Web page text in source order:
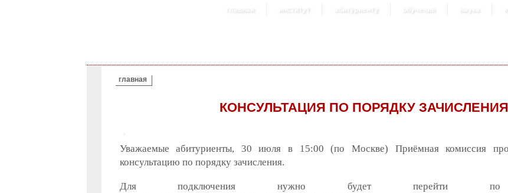
главная институт абитуриенту обучение наука
ВЫ ЗДЕСЬ
главная
КОНСУЛЬТАЦИЯ ПО ПОРЯДКУ ЗАЧИСЛЕНИЯ
Уважаемые абитуриенты, 30 июля в 15:00 (по Москве) Приёмная комиссия
консультацию по порядку зачисления.
Для подключения нужно будет перейти по